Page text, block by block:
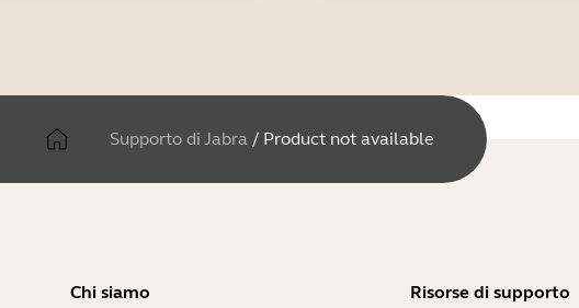
Supporto di Jabra / Product not available
Chi siamo Risorse di supporto